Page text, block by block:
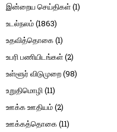
இன்றைய செய்திகள்(1)
உடல்நலம்(1863)
உதவித்தொகை(1)
உபரி பணியிடங்கள்(2)
உள்ளூர் விடுமுறை(98)
உறுதிமொழி (11)
ஊக்க ஊதியம்(2)
ஊக்கத்தொகை(11)